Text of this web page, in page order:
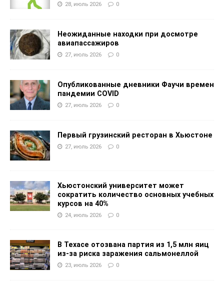
28, июль 2026 0
Неожиданные находки при досмотре
авиапассажиров
27, июль 2026 0
Опубликованные дневники Фаучи времен
пандемии COVID
27, июль 2026 0
Первый грузинский ресторан в Хьюстоне
27, июль 2026 0
Хьюстонский университет может
сократить количество основных учебных
курсов на 40%
24, июль 2026 0
В Техасе отозвана партия из 1,5 млн яиц
из-за риска заражения сальмонеллой
23, июль 2026 0